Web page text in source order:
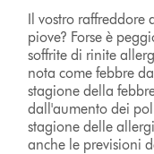
Il vostro
piove? Forse è
soffrite di rinite
nota come febbre
stagione della
dall'aumento dei
stagione delle
anche le previsioni